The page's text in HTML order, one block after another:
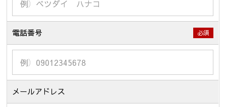
電話番号 必須
メールアドレス